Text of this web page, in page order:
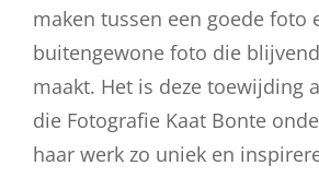
maken tussen een goede foto
buitengewone foto die
maakt. Het is deze toewijding
die Fotografie Kaat Bonte
haar werk zo uniek en